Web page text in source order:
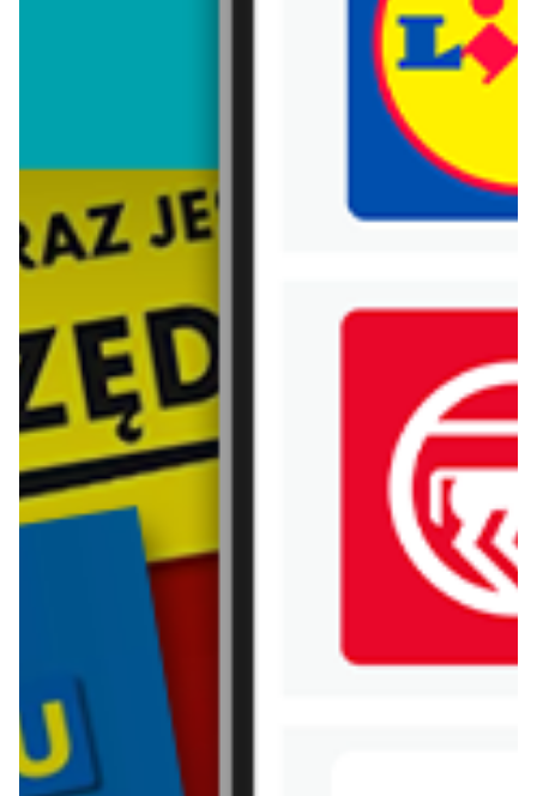
Trafiłeś na nieaktualną gazetkę
Zobacz aktualne gazetki Blix!
aktualna
Aldi
od dziś
Oferta od czwartku
WIĘCEJ GAZETEK ALDI